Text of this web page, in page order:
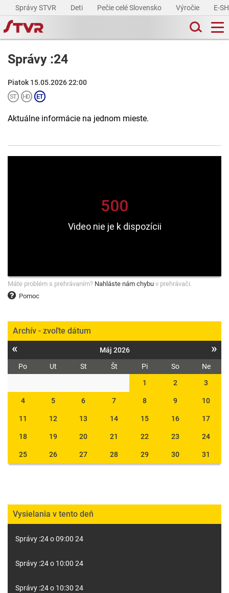
Správy STVR Deti Pečie celé Slovensko Výročie E-
Správy :24
Piatok 15.05.2026 22:00
Aktuálne informácie na jednom mieste.
Pomoc
Máte problém s prehrávaním? Nahláste nám chybu v prehrávači.
Archív - zvoľte dátum
« Máj 2026 »
Po Ut St Št Pi So
Ne
1
2 3
4 5 6 7 8 9 10
11 12 13 14 15 16 17
18 19 20 21 22 23 24
25 26 27 28 29 30 31
Vysielania v tento deň
Správy :24 o 09:00 24
Správy :24 o 10:00 24
Správy :24 o 10:30 24